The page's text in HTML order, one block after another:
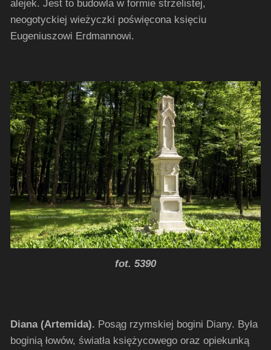
alejek. Jest to budowla w formie strzelistej,
neogotyckiej wieżyczki poświęcona księciu
Eugeniuszowi Erdmannowi.
fot. 5390
Diana (Artemida). Posąg rzymskiej bogini Diany. Była
boginią łowów, światła księżycowego oraz opiekunką